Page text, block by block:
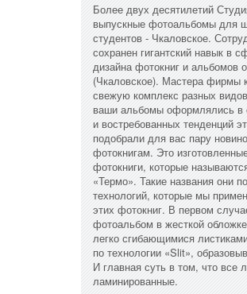
Более двух десятилетий
выпускные фотоальбомы для
студентов - Чкаловское.
сохранен гигантский навык в
дизайна фотокниг и альбомов
(Чкаловское). Мастера фирмы
свежую комплекс разных
ваши альбомы оформлялись в
и востребованных тенденций
подобрали для вас пару
фотокнигам. Это
фотокниги, которые
«Термо». Такие названия они
технологий, которые мы
этих фотокниг. В первом
фотоальбом в жесткой
легко сгибающимися
по технологии «Slit»,
И главная суть в том, что все
ламинированные.